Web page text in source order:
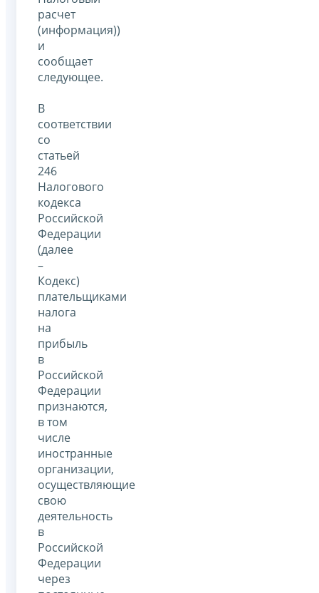
расчет
(информация))
и
сообщает
следующее.
В
соответствии
со
статьей
246
Налогового
кодекса
Российской
Федерации
(далее
–
Кодекс)
плательщиками
налога
на
прибыль
в
Российской
Федерации
признаются,
в том
числе
иностранные
организации,
осуществляющие
свою
деятельность
в
Российской
Федерации
через